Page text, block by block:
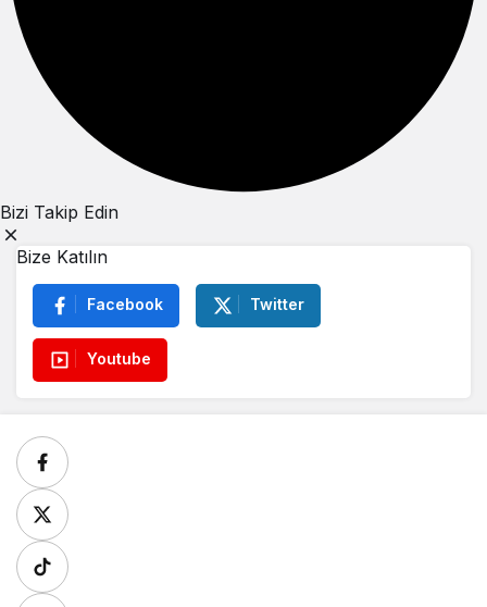
Bizi Takip Edin
Bize Katılın
Facebook Twitter
Youtube